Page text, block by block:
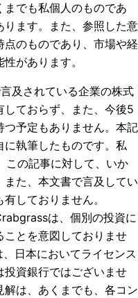
でも私個人のものであ
ります。また、参照した意
のものであり、市場や経
があります。
及されている企業の株式
ておらず、また、今後5
予定もありません。 本記
執筆したものです。私
の記事に対して、いか
た、本文書で言及してい
しておりません。
は、個別の投資に
とを意図しておりませ
日本においてライセンス
投資銀行ではございませ
は、あくまでも、各コン